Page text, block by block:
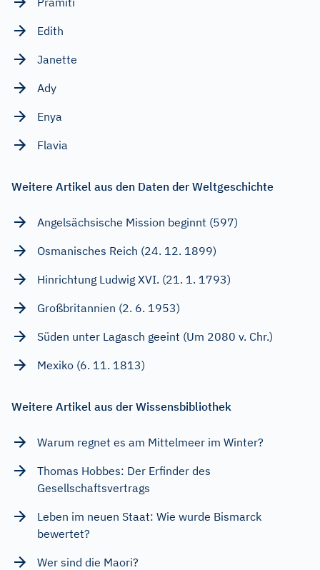
Edith
Janette
Ady
Enya
Flavia
Weitere Artikel aus den Daten der Weltgeschichte
Angelsächsische Mission beginnt (597)
Osmanisches Reich (24. 12. 1899)
Hinrichtung Ludwig XVI. (21. 1. 1793)
Großbritannien (2. 6. 1953)
Süden unter Lagasch geeint (Um 2080 v. Chr.)
Mexiko (6. 11. 1813)
Weitere Artikel aus der Wissensbibliothek
Warum regnet es am Mittelmeer im Winter?
Thomas Hobbes: Der Erfinder des
Gesellschaftsvertrags
Leben im neuen Staat: Wie wurde Bismarck
bewertet?
Wer sind die Maori?